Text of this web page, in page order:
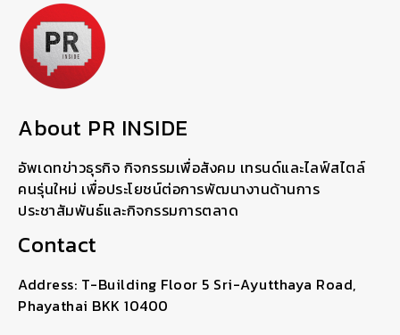
About PR INSIDE
อัพเดทข่าวธุรกิจ กิจกรรมเพื่อสังคม เทรนด์และไลฟ์สไตล์
คนรุ่นใหม่ เพื่อประโยชน์ต่อการพัฒนางานด้านการ
ประชาสัมพันธ์และกิจกรรมการตลาด
Contact
Address: T-Building Floor 5 Sri-Ayutthaya Road,
Phayathai BKK 10400